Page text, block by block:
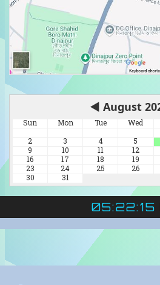
◀ August
Sun Mon Tue Wed
2
3 4 5
9
10 11 12
16
17 18 19
23
24 25 26
30
31
05:22:16